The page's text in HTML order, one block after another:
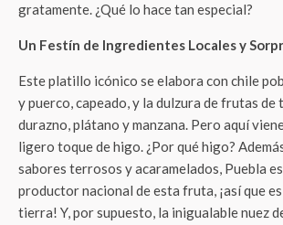
gratamente. ¿Qué lo hace tan especial?
Un Festín de Ingredientes Locales y
Este platillo icónico se elabora con chile
y puerco, capeado, y la dulzura de frutas de
durazno, plátano y manzana. Pero aquí
ligero toque de higo. ¿Por qué higo?
sabores terrosos y acaramelados, Puebla
productor nacional de esta fruta, ¡así que
tierra! Y, por supuesto, la inigualable nuez